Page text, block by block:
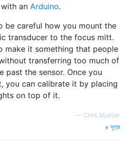
an Arduino.
be careful how you mount the
transducer to the focus mitt.
make it something that people
transferring too much of
past the sensor. Once you
you can calibrate it by placing
on top of it.
— Chris Mueller
সূত্র